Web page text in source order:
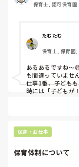
たら危ない！！」
相変わらずのクラ
か？笑ってるのか
怪我しても当たり
1人で怒って、声出
分が嫌になりました
私も怒るような保
担任と同じように
も、あまりにも危
たった1時間程のサ
今の保育てこんな感
私の考える保育てや
それは別によいが
で去っていく。
子どもが様子おか
【2つめ】
登園時の検温で
↓
「朝は熱なかった
↓
今日、保護者から「
保育士, 認可保育園
たむたむ
保育士, 保育園,
あるあるですね〜
も間違っていませ
仕事1番、子ども
時には「子どもが
も辛いものがあり
保育・お仕事
保育体制について